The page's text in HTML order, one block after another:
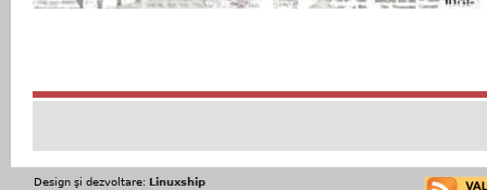
Design şi dezvoltare: Linuxship